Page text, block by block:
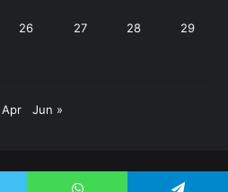
26 27 28 29
Apr Jun »
Reserved | Janpaksh Times |